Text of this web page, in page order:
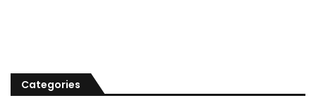
Categories